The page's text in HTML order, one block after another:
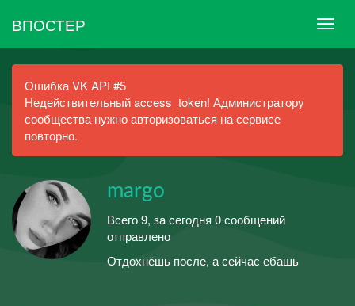
ВПОСТЕР
Ошибка VK API #5
Недействительный access_token! Администратору
сообщества нужно авторизоваться на сервисе
повторно.
margo
Всего 9, за сегодня 0 сообщений
отправлено
Отдохнёшь после, а сейчас ебашь